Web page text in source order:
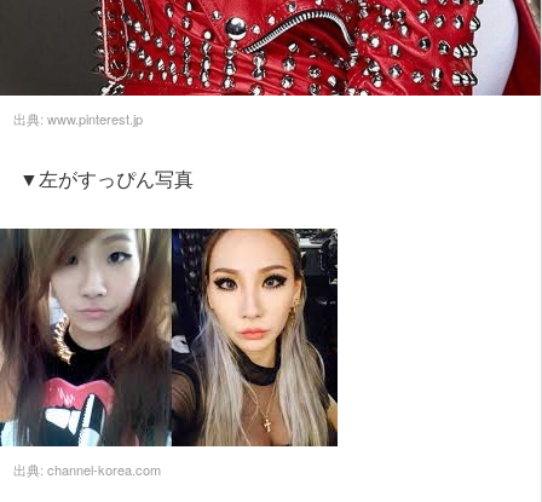
出典: www.pinterest.jp
▼左がすっぴん写真
出典: channel-korea.com